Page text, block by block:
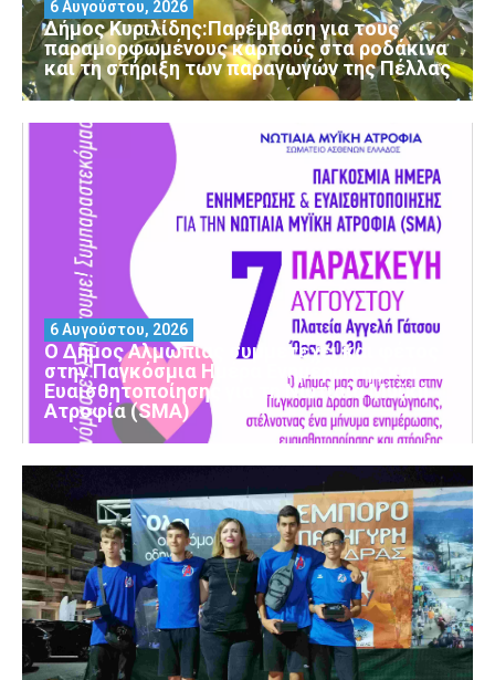
Δήμος Κυριλίδης:Παρέμβαση για τους
παραμορφωμένους καρπούς στα ροδάκινα
και τη στήριξη των παραγωγών της Πέλλας
6 Αυγούστου, 2026
Ο Δήμος Αλμωπίας συμμετέχει και φέτος
στην Παγκόσμια Ημέρα Ενημέρωσης και
Ευαισθητοποίησης για τη Νωτιαία Μυϊκή
Ατροφία (SMA)
6 Αυγούστου, 2026